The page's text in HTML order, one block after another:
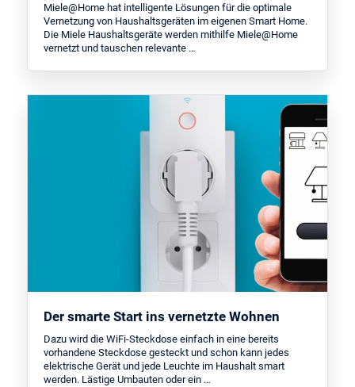
Miele@Home hat intelligente Lösungen für die optimale
Vernetzung von Haushaltsgeräten im eigenen Smart Home.
Die Miele Haushaltsgeräte werden mithilfe Miele@Home
vernetzt und tauschen relevante …
Der smarte Start ins vernetzte Wohnen
Dazu wird die WiFi-Steckdose einfach in eine bereits
vorhandene Steckdose gesteckt und schon kann jedes
elektrische Gerät und jede Leuchte im Haushalt smart
werden. Lästige Umbauten oder ein …